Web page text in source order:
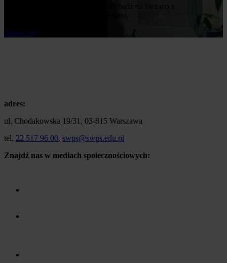
Zapisz się
adres:
ul. Chodakowska 19/31, 03-815 Warszawa
tel. 22 517 96 00, swps@swps.edu.pl
Znajdź nas w mediach społecznościowych: